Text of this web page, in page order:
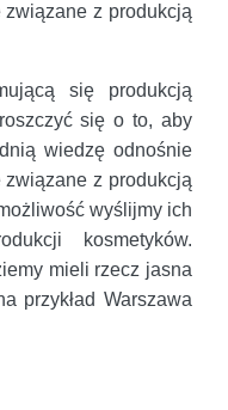
z produkcją
się produkcją
się o to, aby
wiedzę odnośnie
z produkcją
wyślijmy ich
kosmetyków.
mieli rzecz jasna
przykład Warszawa